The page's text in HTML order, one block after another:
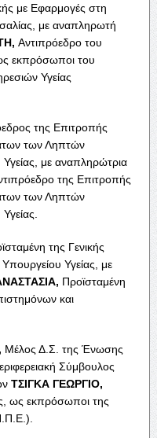
με Εφαρμογές στη
με αναπληρωτή
, Αντιπρόεδρο του
εκπρόσωποι του
Υγείας
της Επιτροπής
των Ληπτών
με αναπληρώτρια
της Επιτροπής
των Ληπτών
της Γενικής
Υγείας, με
ΝΑΣΤΑΣΙΑ, Προϊσταμένη
και
Μέλος Δ.Σ. της Ένωσης
Σύμβουλος
ΤΣΙΓΚΑ ΓΕΩΡΓΙΟ,
ως εκπρόσωποι της